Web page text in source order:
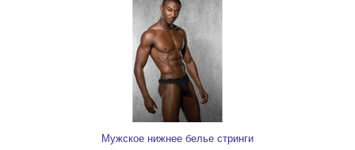
Мужское нижнее белье стринги